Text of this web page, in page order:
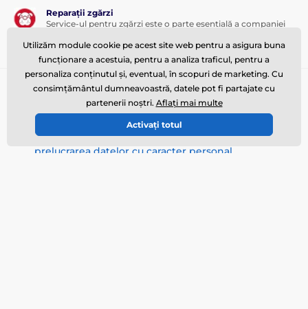
Reparații zgărzi
Service-ul pentru zgărzi este o parte esențială a companiei
Abonați-vă la newsletter
Introduceți aici e-mailul dvs.
Prin trimiterea formularului sunt de acord cu
prelucrarea datelor cu caracter personal
Utilizăm module cookie pe acest site web pentru a asigura buna
funcționare a acestuia, pentru a analiza traficul, pentru a
personaliza conținutul și, eventual, în scopuri de marketing. Cu
consimțământul dumneavoastră, datele pot fi partajate cu
partenerii noștri. Aflați mai multe
Activați totul